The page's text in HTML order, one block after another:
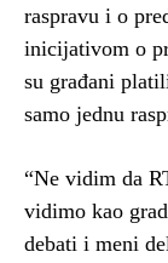
raspravu i o
inicijativom o
su građani
samo jednu
“Ne vidim da
vidimo kao
debati i meni